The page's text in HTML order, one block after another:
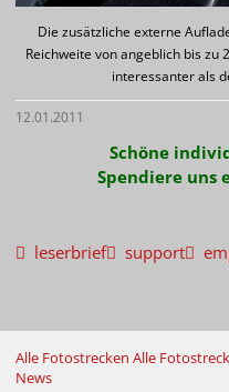
Die zusätzliche externe
Reichweite von angeblich bis zu
interessanter als
12.01.2011
Schöne
Spendiere uns
leserbrief support
Alle Fotostrecken Alle
News